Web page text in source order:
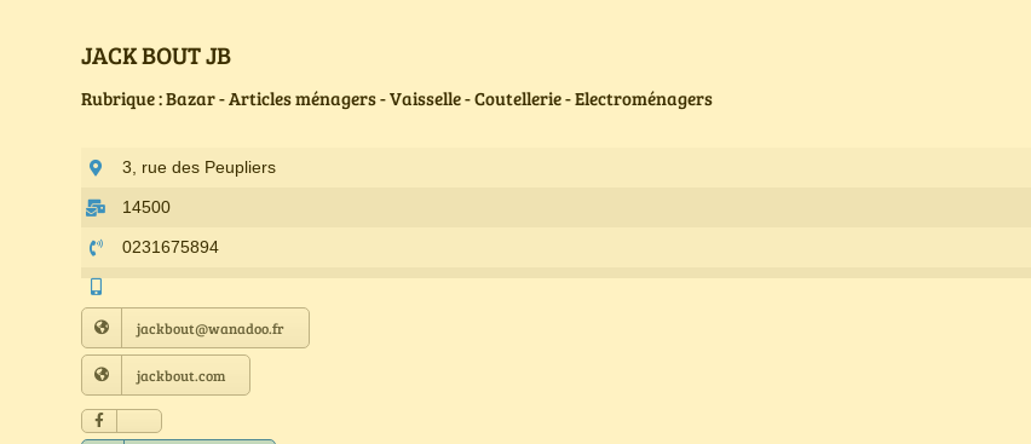
JACK BOUT JB
Rubrique : Bazar - Articles ménagers - Vaisselle - Coutellerie - Electroménagers
3, rue des Peupliers
14500
0231675894
jackbout@wanadoo.fr
jackbout.com